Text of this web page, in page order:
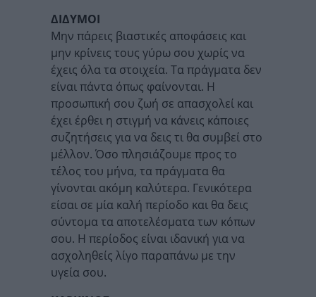
ΔΙΔΥΜΟΙ
Μην πάρεις βιαστικές αποφάσεις και
μην κρίνεις τους γύρω σου χωρίς να
έχεις όλα τα στοιχεία. Τα πράγματα δεν
είναι πάντα όπως φαίνονται. Η
προσωπική σου ζωή σε απασχολεί και
έχει έρθει η στιγμή να κάνεις κάποιες
συζητήσεις για να δεις τι θα συμβεί στο
μέλλον. Όσο πλησιάζουμε προς το
τέλος του μήνα, τα πράγματα θα
γίνονται ακόμη καλύτερα. Γενικότερα
είσαι σε μία καλή περίοδο και θα δεις
σύντομα τα αποτελέσματα των κόπων
σου. Η περίοδος είναι ιδανική για να
ασχοληθείς λίγο παραπάνω με την
υγεία σου.